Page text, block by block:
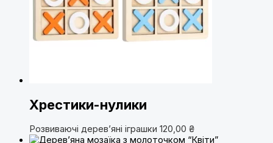
Хрестики-нулики
Розвиваючі дерев’яні іграшки 120,00 ₴